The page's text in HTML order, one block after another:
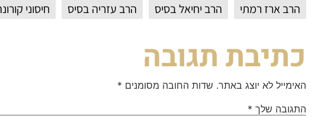
הרב ארז רמתי הרב יחיאל בסיס הרב עזריה בסיס חיסוני
כתיבת תגובה
האימייל לא יוצג באתר. שדות החובה מסומנים *
התגובה שלך *